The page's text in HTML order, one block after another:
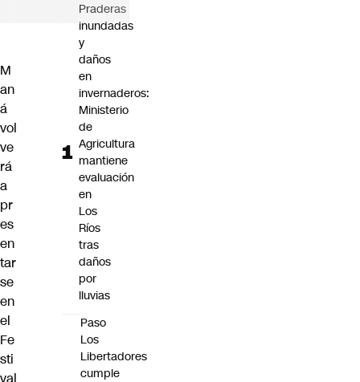
M
an
á
vol
ve
rá
a
pr
es
en
tar
se
en
el
Fe
sti
val
Praderas
inundadas
y
daños
en
invernaderos:
Ministerio
de
Agricultura
mantiene
evaluación
en
Los
Ríos
tras
daños
por
lluvias
Paso
Los
Libertadores
cumple